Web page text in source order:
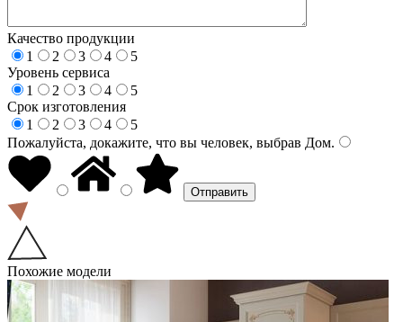
Качество продукции
1
2 3 4
5
Уровень сервиса
1
2 3 4
5
Срок изготовления
1
2 3 4
5
Пожалуйста, докажите, что вы человек, выбрав Дом.
Похожие модели